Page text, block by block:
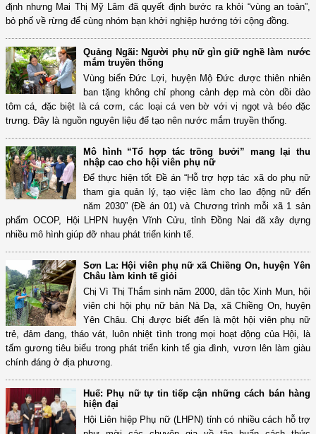
định nhưng Mai Thị Mỹ Lâm đã quyết định bước ra khỏi “vùng an toàn”,
bỏ phố về rừng để cùng nhóm bạn khởi nghiệp hướng tới cộng đồng.
Quảng Ngãi: Người phụ nữ gìn giữ nghề làm nước
mắm truyền thống
Vùng biển Đức Lợi, huyện Mộ Đức được thiên nhiên
ban tặng không chỉ phong cảnh đẹp mà còn dồi dào
tôm cá, đặc biệt là cá cơm, các loại cá ven bờ với vị ngọt và béo đặc
trưng. Đây là nguồn nguyên liệu để tạo nên nước mắm truyền thống.
Mô hình “Tổ hợp tác trồng bưởi” mang lại thu
nhập cao cho hội viên phụ nữ
Để thực hiện tốt Đề án “Hỗ trợ hợp tác xã do phụ nữ
tham gia quản lý, tạo việc làm cho lao động nữ đến
năm 2030” (Đề án 01) và Chương trình mỗi xã 1 sản
phẩm OCOP, Hội LHPN huyện Vĩnh Cửu, tỉnh Đồng Nai đã xây dựng
nhiều mô hình giúp đỡ nhau phát triển kinh tế.
Sơn La: Hội viên phụ nữ xã Chiềng On, huyện Yên
Châu làm kinh tế giỏi
Chị Vì Thị Thắm sinh năm 2000, dân tộc Xinh Mun, hội
viên chi hội phụ nữ bản Nà Dạ, xã Chiềng On, huyện
Yên Châu. Chị được biết đến là một hội viên phụ nữ
trẻ, đảm đang, tháo vát, luôn nhiệt tình trong mọi hoạt động của Hội, là
tấm gương tiêu biểu trong phát triển kinh tế gia đình, vươn lên làm giàu
chính đáng ở địa phương.
Huế: Phụ nữ tự tin tiếp cận những cách bán hàng
hiện đại
Hội Liên hiệp Phụ nữ (LHPN) tỉnh có nhiều cách hỗ trợ